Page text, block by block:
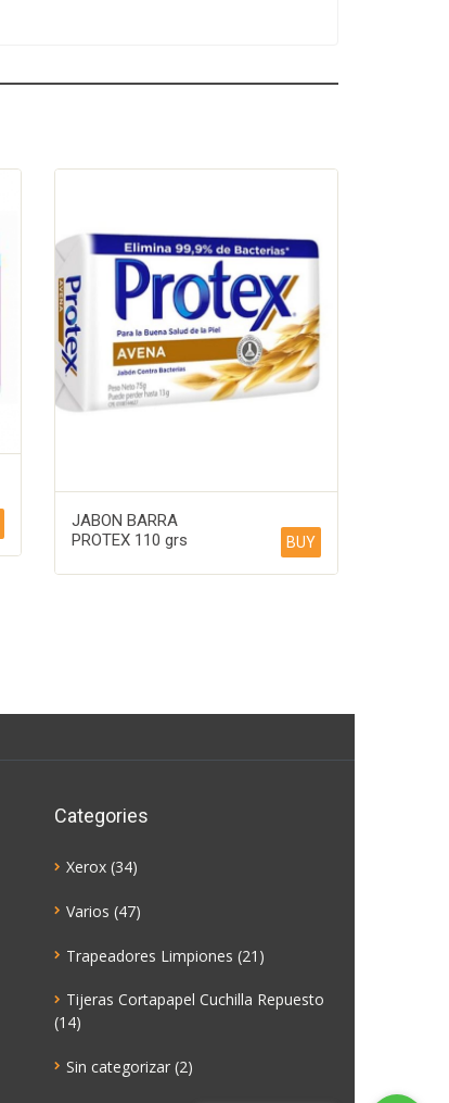
JABON BARRA
PROTEX 110 grs
BUY
Categories
Xerox (34)
Varios (47)
Trapeadores Limpiones (21)
Tijeras Cortapapel Cuchilla Repuesto
(14)
Sin categorizar (2)